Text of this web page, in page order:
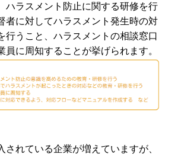
ラスメント防止に関する研修を行
者に対してハラスメント発生時の対
行うこと、ハラスメントの相談窓口
員に周知することが挙げられます。
れている企業が増えていますが、